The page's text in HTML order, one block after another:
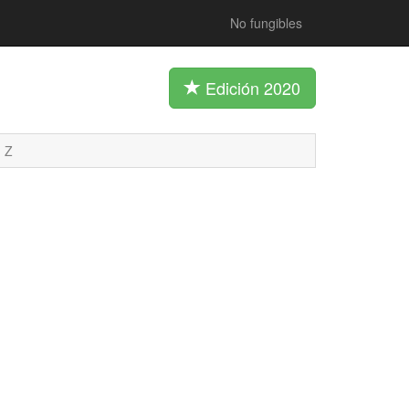
No fungibles
Edición 2020
Z